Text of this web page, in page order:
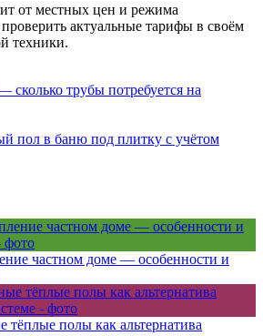
от местных цен и режима
актуальные тарифы в своём
техники.
трубы потребуется на
пол в баню под плитку с учётом
частном доме — особенности и
тёплые полы как альтернатива